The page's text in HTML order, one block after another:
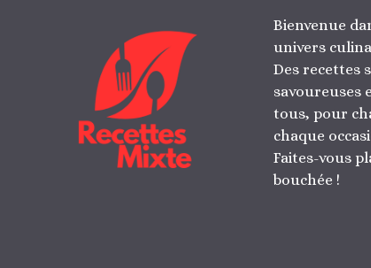
Bienvenue
univers
Des recettes
savoureuses
tous, pour
chaque
Faites-vous
bouchée !